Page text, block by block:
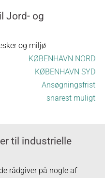
Jord- og
og miljø
KØBENHAVN NORD
KØBENHAVN SYD
Ansøgningsfrist
snarest muligt
til industrielle
rådgiver på nogle af